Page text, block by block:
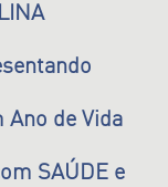
de Vida
SAÚDE e